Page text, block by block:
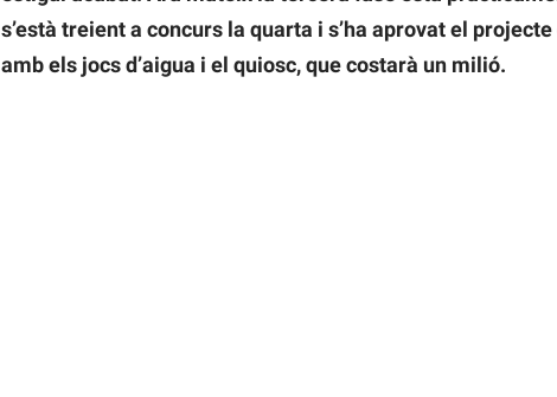
s’està treient a concurs la quarta i s’ha aprovat el
amb els jocs d’aigua i el quiosc, que costarà un milió.